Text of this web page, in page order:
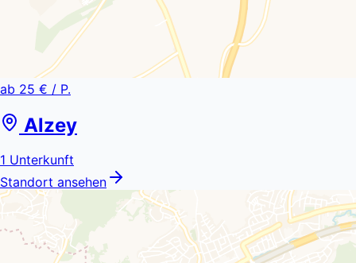
ab 25 € / P.
Alzey
1 Unterkunft
Standort ansehen